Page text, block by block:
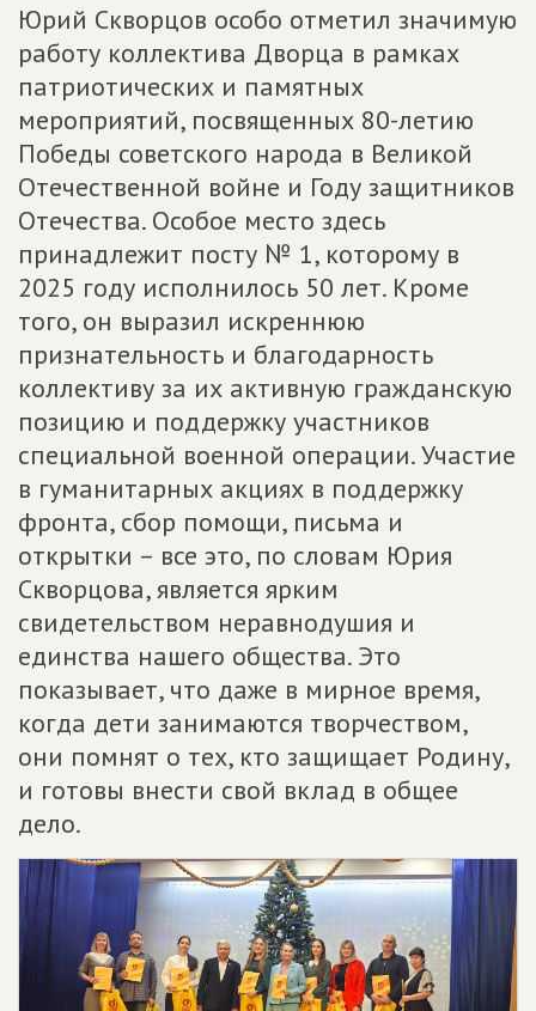
Юрий Скворцов особо отметил значимую
работу коллектива Дворца в рамках
патриотических и памятных
мероприятий, посвященных 80-летию
Победы советского народа в Великой
Отечественной войне и Году защитников
Отечества. Особое место здесь
принадлежит посту № 1, которому в
2025 году исполнилось 50 лет. Кроме
того, он выразил искреннюю
признательность и благодарность
коллективу за их активную гражданскую
позицию и поддержку участников
специальной военной операции. Участие
в гуманитарных акциях в поддержку
фронта, сбор помощи, письма и
открытки – все это, по словам Юрия
Скворцова, является ярким
свидетельством неравнодушия и
единства нашего общества. Это
показывает, что даже в мирное время,
когда дети занимаются творчеством,
они помнят о тех, кто защищает Родину,
и готовы внести свой вклад в общее
дело.